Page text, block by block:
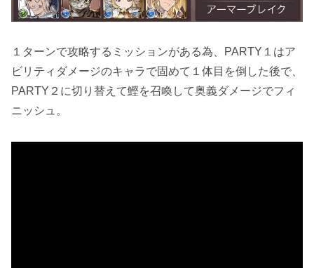
１ターンで攻略するミッションがある為、PARTY１はア
ビリティダメージのキャラで固めて１体目を倒した後で、
PARTY２に切り替えて鰹を召喚して奥義ダメージでフィ
ニッシュ。